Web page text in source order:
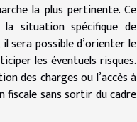
la plus pertinente. Ce
situation spécifique de
sera possible d’orienter le
les éventuels risques.
des charges ou l’accès à
sans sortir du cadre